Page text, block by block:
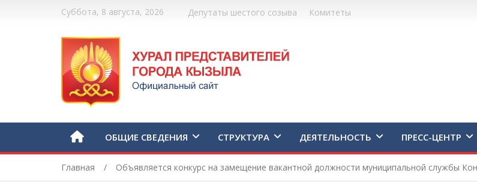
Суббота, 8 августа, 2026 Депутаты шестого созыва Комитеты
ОБЩИЕ СВЕДЕНИЯ СТРУКТУРА ДЕЯТЕЛЬНОСТЬ ПРЕСС-ЦЕНТР
Главная Объявляется конкурс на замещение вакантной должности муниципальной службы